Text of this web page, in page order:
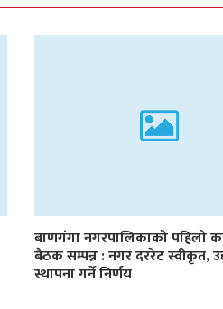
बाणगंगा नगरपालिकाको पहिलो
बैठक सम्पन्न : नगर दररेट स्वीकृत,
स्थापना गर्ने निर्णय